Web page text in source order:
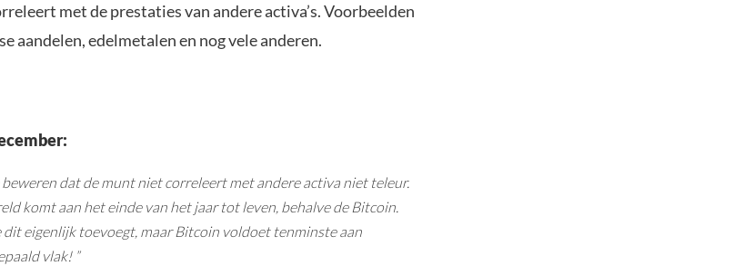
met de prestaties van andere activa’s. Voorbeelden
aandelen, edelmetalen en nog vele anderen.
beweren dat de munt niet correleert met andere activa niet teleur.
komt aan het einde van het jaar tot leven, behalve de Bitcoin.
dit eigenlijk toevoegt, maar Bitcoin voldoet tenminste aan
vlak! ”